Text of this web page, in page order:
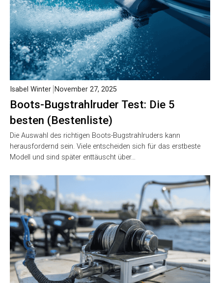
Boots-Bugstrahlruder Test: Die 5
besten (Bestenliste)
Isabel Winter November 27, 2025
Die Auswahl des richtigen Boots-Bugstrahlruders kann
herausfordernd sein. Viele entscheiden sich für das erstbeste
Modell und sind später enttäuscht über…